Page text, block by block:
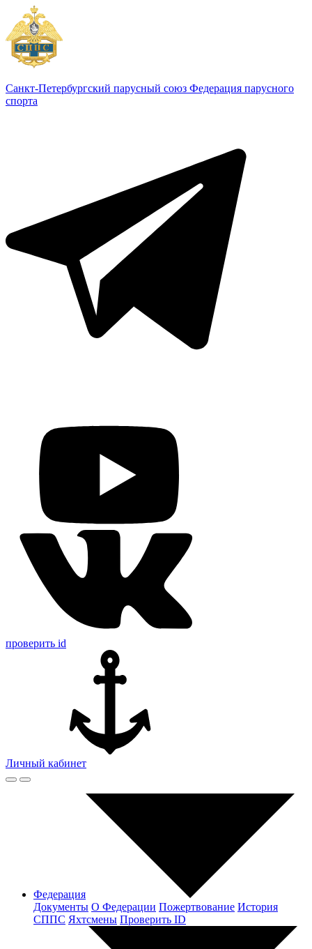
Санкт-Петербургский парусный союз Федерация парусного
спорта
проверить id
Личный кабинет
Федерация
Документы О Федерации Пожертвование История
СППС Яхтсмены Проверить ID